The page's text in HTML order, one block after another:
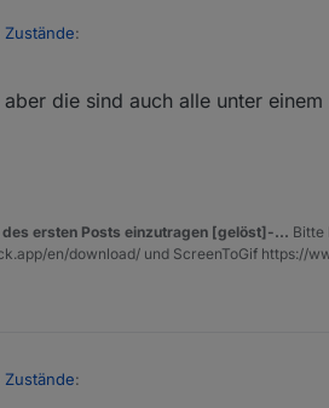
Zustände:
etwas umschreiben
weis ich nicht, Ich suche es mal
die sind auch alle unter
ersten Posts einzutragen [gelöst]-... Bitte
en/download/ und ScreenToGif https://
Zustände: